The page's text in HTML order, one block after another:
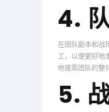
4.
在团队副本和战
工，以便更好地
地提高团队的整
5.